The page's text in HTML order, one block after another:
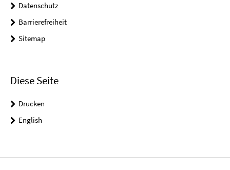
Datenschutz
Barrierefreiheit
Sitemap
Diese Seite
Drucken
English